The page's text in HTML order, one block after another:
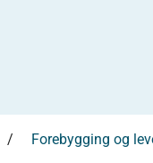
Forebygging og